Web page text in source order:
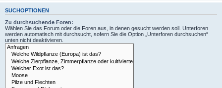
SUCHOPTIONEN
Zu durchsuchende Foren:
Wählen Sie das Forum oder die Foren aus, in denen gesucht werden soll. Unterforen
werden automatisch mit durchsucht, sofern Sie die Option „Unterforen durchsuchen“
unten nicht deaktivieren.